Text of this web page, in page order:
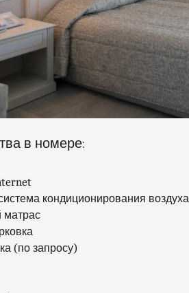
в номере:
кондиционирования воздуха
матрас
(по запросу)